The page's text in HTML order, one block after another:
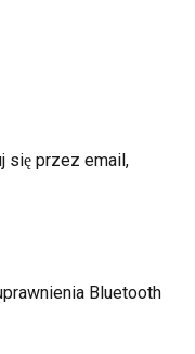
się przez email,
Bluetooth